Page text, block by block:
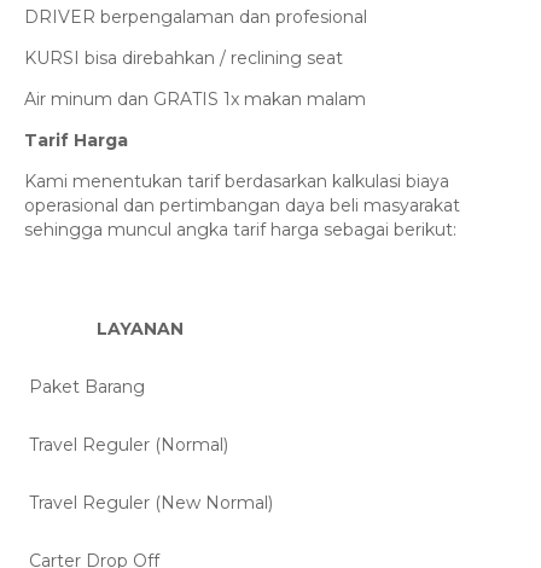
DRIVER berpengalaman dan profesional
KURSI bisa direbahkan / reclining seat
Air minum dan GRATIS 1x makan malam
Tarif Harga
Kami menentukan tarif berdasarkan kalkulasi biaya
operasional dan pertimbangan daya beli masyarakat
sehingga muncul angka tarif harga sebagai berikut:
LAYANAN
Paket Barang
Travel Reguler (Normal)
Travel Reguler (New Normal)
Carter Drop Off